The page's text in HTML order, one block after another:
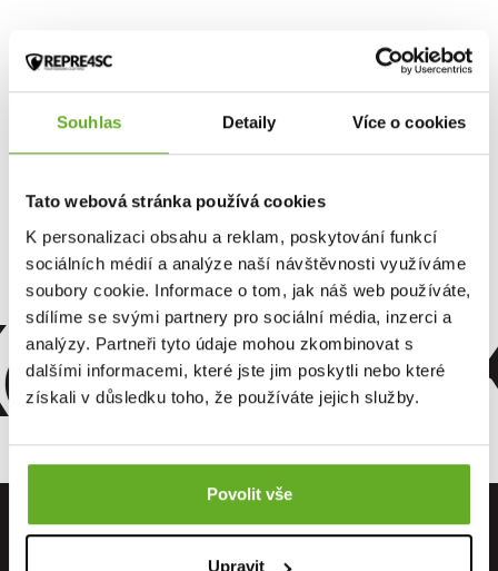
Souhlas Detaily Více o cookies
Tato webová stránka používá cookies
K personalizaci obsahu a reklam, poskytování funkcí
sociálních médií a analýze naší návštěvnosti využíváme
soubory cookie. Informace o tom, jak náš web používáte,
sdílíme se svými partnery pro sociální média, inzerci a
analýzy. Partneři tyto údaje mohou zkombinovat s
dalšími informacemi, které jste jim poskytli nebo které
získali v důsledku toho, že používáte jejich služby.
Povolit vše
Upravit
Tento produkt zatiaľ nikto nehodnotil.
Pre pridanie recenzie je nutné sa prihlásiť.
Ohodnotiť produkt